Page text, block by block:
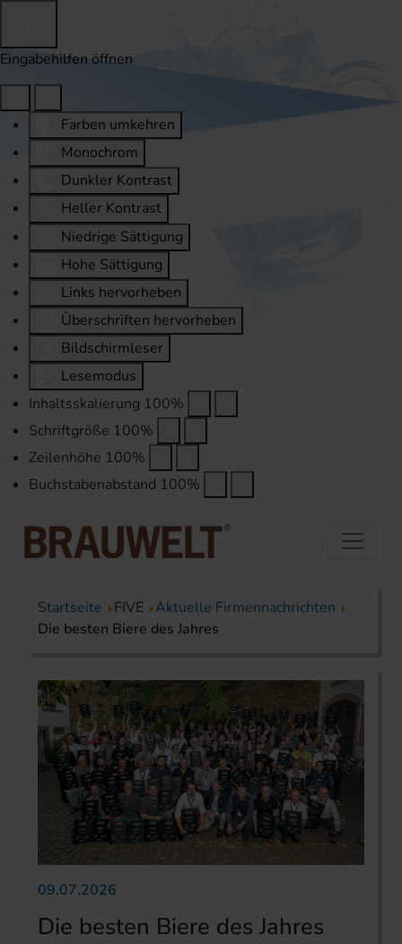
Eingabehilfen öffnen
Farben umkehren
Monochrom
Dunkler Kontrast
Heller Kontrast
Niedrige Sättigung
Hohe Sättigung
Links hervorheben
Überschriften hervorheben
Bildschirmleser
Lesemodus
Inhaltsskalierung 100%
Schriftgröße 100%
Zeilenhöhe 100%
Buchstabenabstand 100%
Startseite FIVE
Aktuelle Firmennachrichten
Die besten Biere des Jahres
09.07.2026
Die besten Biere des Jahres